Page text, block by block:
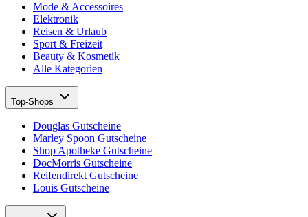
Mode & Accessoires
Elektronik
Reisen & Urlaub
Sport & Freizeit
Beauty & Kosmetik
Alle Kategorien
Top-Shops
Douglas Gutscheine
Marley Spoon Gutscheine
Shop Apotheke Gutscheine
DocMorris Gutscheine
Reifendirekt Gutscheine
Louis Gutscheine